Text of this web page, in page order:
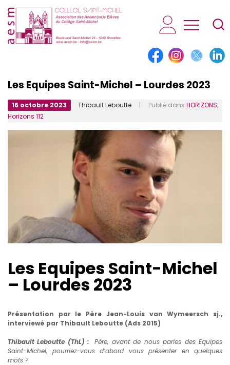
AESM...
Les Equipes Saint-Michel – Lourdes 2023
16 octobre 2023 Thibault Leboutte | Publié dans HORIZONS,
Horizons 112
Les Equipes Saint-Michel
– Lourdes 2023
Présentation par le Père Jean-Louis van Wymeersch sj.,
interviewé par Thibault Leboutte (Ads 2015)
Thibault Leboutte (ThL) :
Père, avant de nous parles des Equipes
Saint-Michel, pourriez-vous d’abord vous présenter en quelques
mots ?